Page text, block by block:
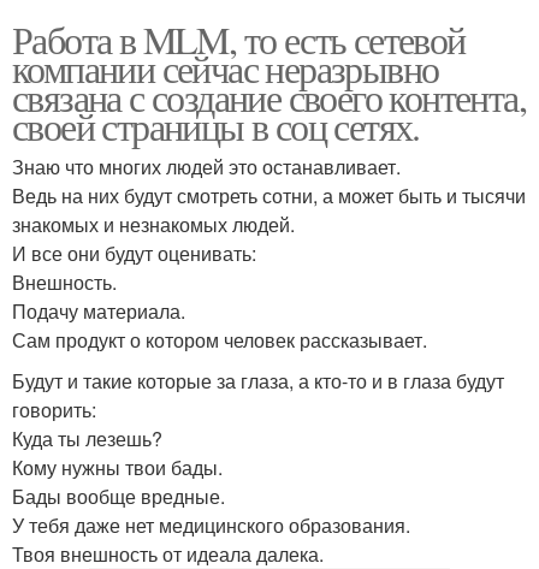
Работа в MLM, то есть сетевой
компании сейчас неразрывно
связана с создание своего контента,
своей страницы в соц сетях.
Знаю что многих людей это останавливает.
Ведь на них будут смотреть сотни, а может быть и тысячи
знакомых и незнакомых людей.
И все они будут оценивать:
Внешность.
Подачу материала.
Сам продукт о котором человек рассказывает.
Будут и такие которые за глаза, а кто-то и в глаза будут
говорить:
Куда ты лезешь?
Кому нужны твои бады.
Бады вообще вредные.
У тебя даже нет медицинского образования.
Твоя внешность от идеала далека.